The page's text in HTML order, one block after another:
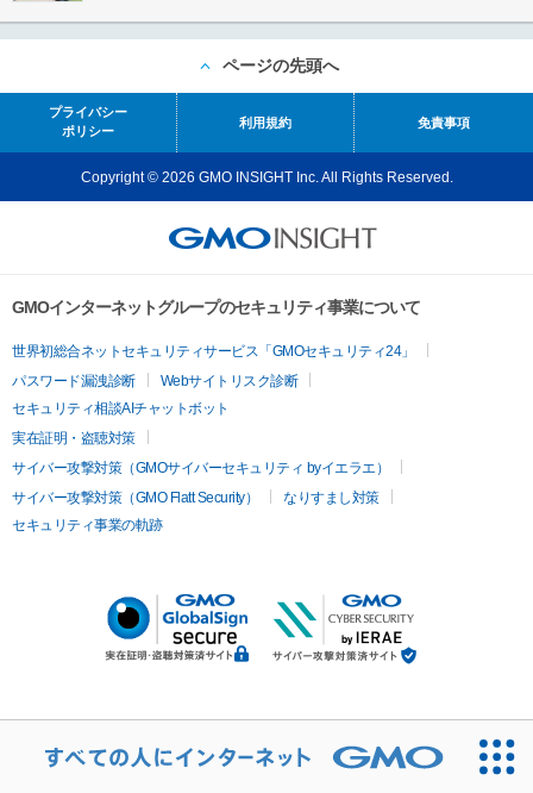
ページの先頭へ
プライバシー
ポリシー
利用規約 免責事項
Copyright © 2026 GMO INSIGHT Inc. All Rights Reserved.
GMOインターネットグループのセキュリティ事業について
世界初総合ネットセキュリティサービス「GMOセキュリティ24」
パスワード漏洩診断
Webサイトリスク診断
セキュリティ相談AIチャットボット
実在証明・盗聴対策
サイバー攻撃対策（GMOサイバーセキュリティ byイエラエ）
サイバー攻撃対策（GMO Flatt Security）
なりすまし対策
セキュリティ事業の軌跡